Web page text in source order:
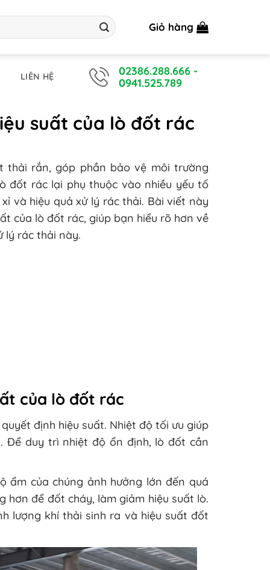
Giỏ hàng
LIÊN HỆ 02386.288.666 -
0941.525.789
suất của lò đốt rác
rắn, góp phần bảo vệ môi trường
đốt rác lại phụ thuộc vào nhiều yếu tố
và hiệu quả xử lý rác thải. Bài viết này
của lò đốt rác, giúp bạn hiểu rõ hơn về
lý rác thải này.
của lò đốt rác
định hiệu suất. Nhiệt độ tối ưu giúp
Để duy trì nhiệt độ ổn định, lò đốt cần
ẩm của chúng ảnh hưởng lớn đến quá
hơn để đốt cháy, làm giảm hiệu suất lò.
lượng khí thải sinh ra và hiệu suất đốt